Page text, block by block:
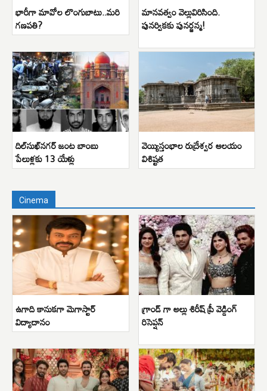
భారీగా మావోల లొంగుబాటు..మరి
గణపతి?
మానవత్వం వెల్లువిరిసింది.
పునర్వికకు పునర్జన్మ!
దిల్‌సుఖ్‌నగర్ జంట బాంబు
పేలుళ్లకు 13 యేళ్లు
వెయ్యిస్తంభాల రుద్రేశ్వర ఆలయం
విశిష్టత
Cinema
ఉగాది కానుకగా మెగాస్టార్
విద్యాదానం
గ్రాండ్ గా అల్లు శిరీష్ ప్రీ వెడ్డింగ్
రిసెప్షన్